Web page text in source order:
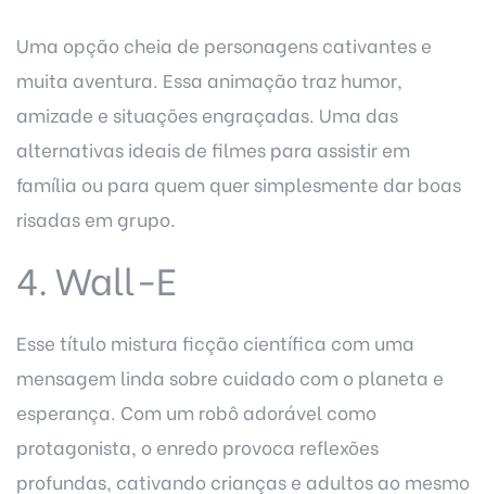
Uma opção cheia de personagens cativantes e
muita aventura. Essa animação traz humor,
amizade e situações engraçadas. Uma das
alternativas ideais de filmes para assistir em
família ou para quem quer simplesmente dar boas
risadas em grupo.
4. Wall-E
Esse título mistura ficção científica com uma
mensagem linda sobre cuidado com o planeta e
esperança. Com um robô adorável como
protagonista, o enredo provoca reflexões
profundas, cativando crianças e adultos ao mesmo